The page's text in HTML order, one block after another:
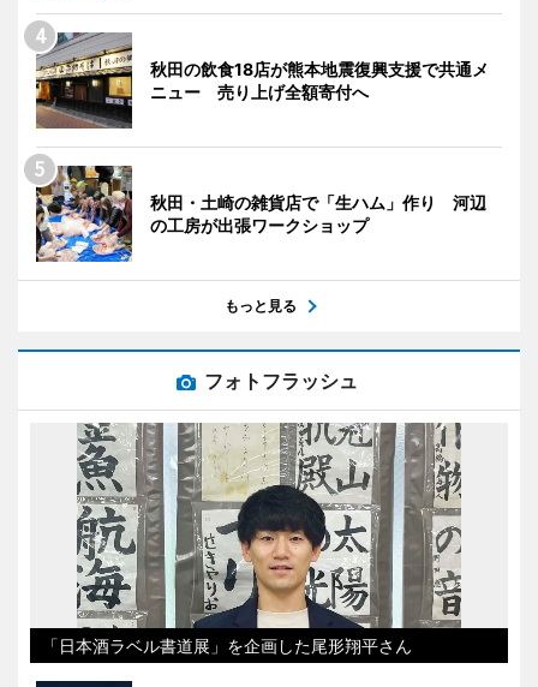
秋田の飲食18店が熊本地震復興支援で共通メ
ニュー 売り上げ全額寄付へ
秋田・土崎の雑貨店で「生ハム」作り 河辺
の工房が出張ワークショップ
もっと見る
フォトフラッシュ
「日本酒ラベル書道展」を企画した尾形翔平さん